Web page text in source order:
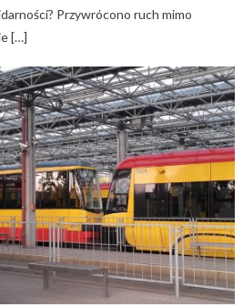
Przywrócono ruch mimo
[…]